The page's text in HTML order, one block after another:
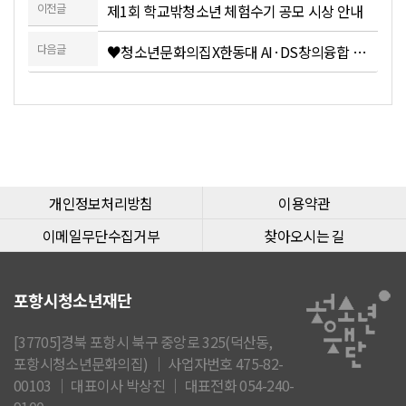
이전글 제1회 학교밖청소년 체험수기 공모 시상 안내
다음글 ♥청소년문화의집X한동대 AI·DS창의융합 미래인재 비전설계 학부모특강♥(선착순 모집)
개인정보처리방침
이용약관
이메일무단수집거부
찾아오시는 길
포항시청소년재단
[37705]경북 포항시 북구 중앙로 325(덕산동,
포항시청소년문화의집) │ 사업자번호 475-82-
00103 │ 대표이사 박상진 │ 대표전화 054-240-